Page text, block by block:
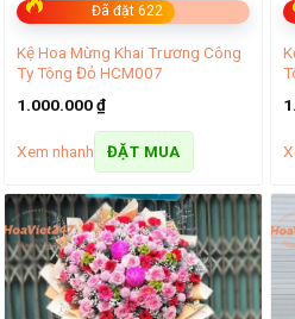
Đã đặt 622
Kệ Hoa Mừng Khai Trương Công
Ty Tông Đỏ HCM007
1.000.000₫
Xem nhanh ĐẶT MUA